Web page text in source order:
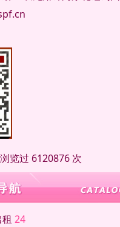
览过 6120876 次
24